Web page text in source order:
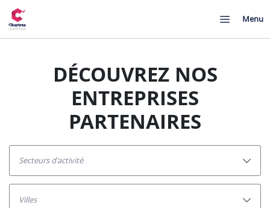
Menu
DÉCOUVREZ NOS
ENTREPRISES
PARTENAIRES
secteurs d'activité
villes